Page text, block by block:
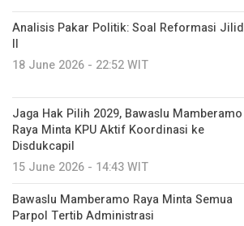
Analisis Pakar Politik: Soal Reformasi Jilid
II
18 June 2026 - 22:52 WIT
Jaga Hak Pilih 2029, Bawaslu Mamberamo
Raya Minta KPU Aktif Koordinasi ke
Disdukcapil
15 June 2026 - 14:43 WIT
Bawaslu Mamberamo Raya Minta Semua
Parpol Tertib Administrasi